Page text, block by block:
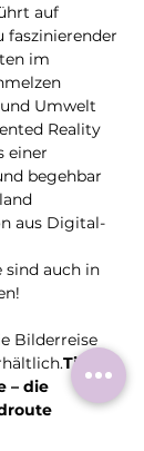
auf
faszinierender
im
Umwelt
Reality
einer
begehbar
aus Digital-
sind auch in
Bilderreise
Tim
– die